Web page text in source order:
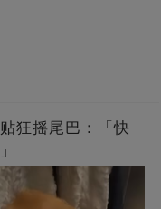
狂摇尾巴：「快